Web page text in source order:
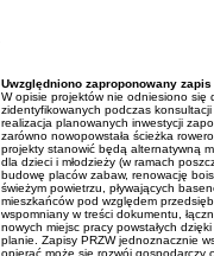
Uwzględniono zaproponowany zapis
W opisie projektów nie odniesiono się
zidentyfikowanych podczas
realizacja planowanych inwestycji
zarówno nowopowstała ścieżka
projekty stanowić będą alternatywną
dla dzieci i młodzieży (w ramach
budowę placów zabaw, renowację
świeżym powietrzu, pływających
mieszkańców pod względem
wspomniany w treści dokumentu,
nowych miejsc pracy powstałych
planie. Zapisy PRZW jednoznacznie
opierać może się rozwój gospodarczy